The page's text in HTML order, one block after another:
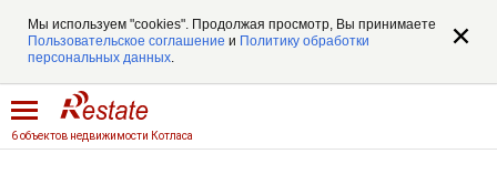
Мы используем "cookies". Продолжая просмотр, Вы принимаете
Пользовательское соглашение и Политику обработки
персональных данных.
6 объектов недвижимости Котласа